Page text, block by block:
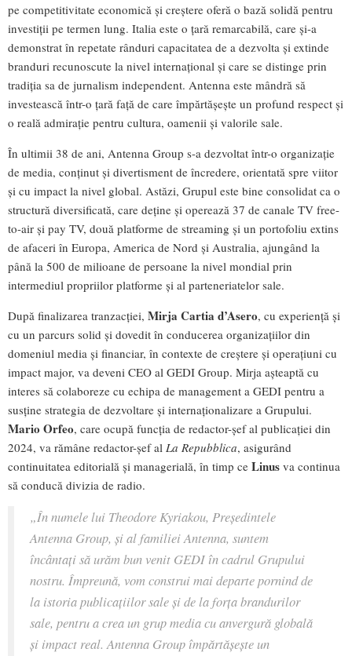
pe competitivitate economică și creștere oferă o bază solidă pentru
investiții pe termen lung. Italia este o țară remarcabilă, care și-a
demonstrat în repetate rânduri capacitatea de a dezvolta și extinde
branduri recunoscute la nivel internațional și care se distinge prin
tradiția sa de jurnalism independent. Antenna este mândră să
investească într-o țară față de care împărtășește un profund respect și
o reală admirație pentru cultura, oamenii și valorile sale.
În ultimii 38 de ani, Antenna Group s-a dezvoltat într-o organizație
de media, conținut și divertisment de încredere, orientată spre viitor
și cu impact la nivel global. Astăzi, Grupul este bine consolidat ca o
structură diversificată, care deține și operează 37 de canale TV free-
to-air și pay TV, două platforme de streaming și un portofoliu extins
de afaceri în Europa, America de Nord și Australia, ajungând la
până la 500 de milioane de persoane la nivel mondial prin
intermediul propriilor platforme și al parteneriatelor sale.
După finalizarea tranzacției, Mirja Cartia d’Asero, cu experiență și
cu un parcurs solid și dovedit în conducerea organizațiilor din
domeniul media și financiar, în contexte de creștere și operațiuni cu
impact major, va deveni CEO al GEDI Group. Mirja așteaptă cu
interes să colaboreze cu echipa de management a GEDI pentru a
susține strategia de dezvoltare și internaționalizare a Grupului.
Mario Orfeo, care ocupă funcția de redactor-șef al publicației din
2024, va rămâne redactor-șef al La Repubblica, asigurând
continuitatea editorială și managerială, în timp ce Linus va continua
să conducă divizia de radio.
„În numele lui Theodore Kyriakou, Președintele
Antenna Group, și al familiei Antenna, suntem
încântați să urăm bun venit GEDI în cadrul Grupului
nostru. Împreună, vom construi mai departe pornind de
la istoria publicațiilor sale și de la forța brandurilor
sale, pentru a crea un grup media cu anvergură globală
și impact real. Antenna Group împărtășește un